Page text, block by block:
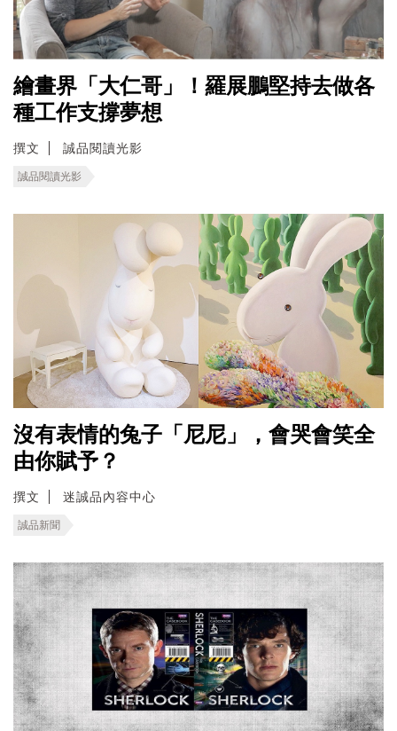
繪畫界「大仁哥」！羅展鵬堅持去做各
種工作支撐夢想
撰文 誠品閱讀光影
誠品閱讀光影
沒有表情的兔子「尼尼」，會哭會笑全
由你賦予？
撰文 迷誠品內容中心
誠品新聞